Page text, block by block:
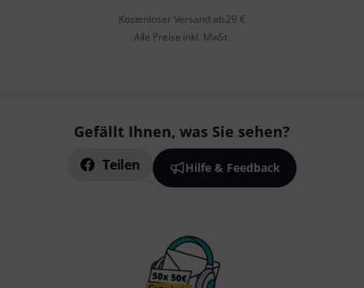
Kostenloser Versand ab 29 €
Alle Preise inkl. MwSt.
Gefällt Ihnen, was Sie sehen?
Teilen Hilfe & Feedback